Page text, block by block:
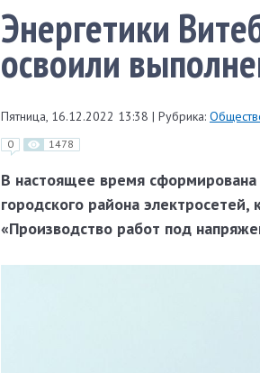
Энергетики
освоили
Пятница, 16.12.2022 13:38 | Рубрика:
0 1478
В настоящее время сформирована
городского района
«Производство работ под